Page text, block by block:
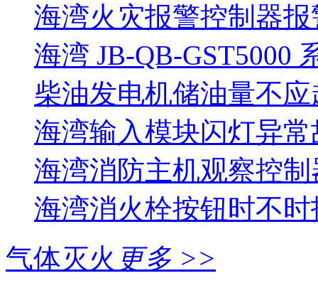
海湾火灾报警控制器报
海湾 JB-QB-GST5000
柴油发电机储油量不应
海湾输入模块闪灯异
海湾消防主机观察控制
海湾消火栓按钮时不
气体灭火 更多 >>